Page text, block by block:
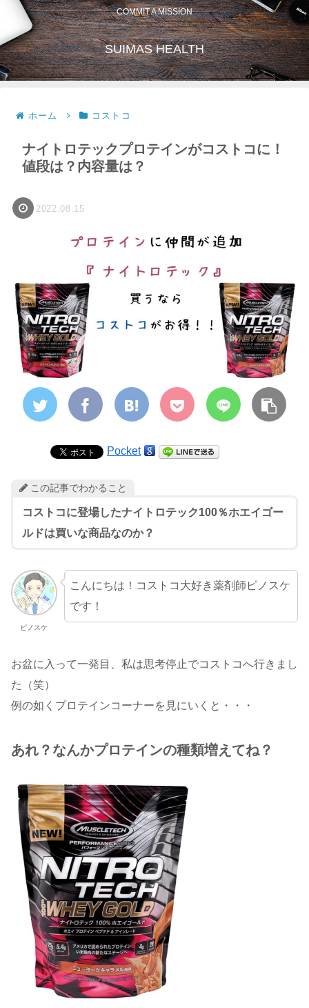
COMMIT A MISSION
SUIMAS HEALTH
ホーム コストコ
ナイトロテックプロテインがコストコに！
値段は？内容量は？
2022.08.15
Pocket
この記事でわかること
コストコに登場したナイトロテック100％ホエイゴー
ルドは買いな商品なのか？
ピノスケ
こんにちは！コストコ大好き薬剤師ピノスケ
です！
お盆に入って一発目、私は思考停止でコストコへ行きまし
た（笑）
例の如くプロテインコーナーを見にいくと・・・
あれ？なんかプロテインの種類増えてね？